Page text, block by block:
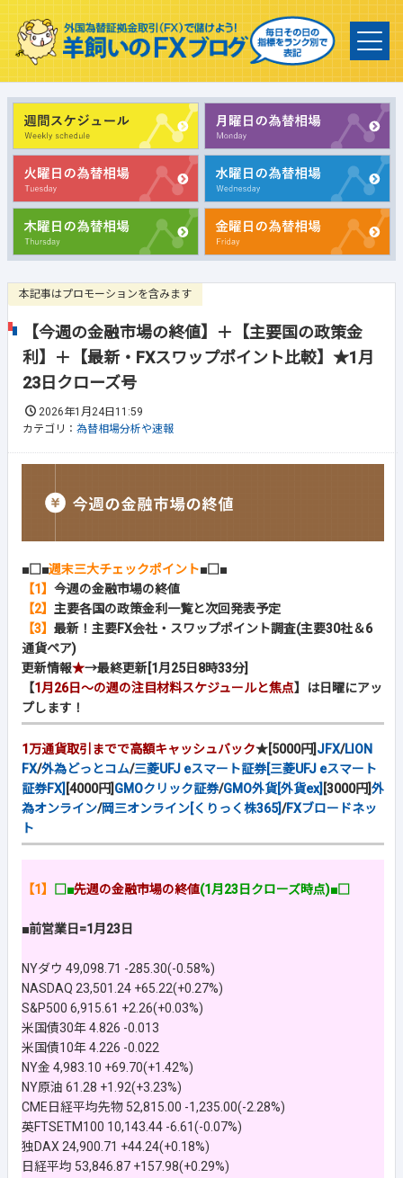
本記事はプロモーションを含みます
【今週の金融市場の終値】＋【主要国の政策金
利】＋【最新・FXスワップポイント比較】★1月
23日クローズ号
2026年1月24日11:59
カテゴリ： 為替相場分析や速報
■□■週末三大チェックポイント■□■
【1】 今週の金融市場の終値
【2】 主要各国の政策金利一覧と次回発表予定
【3】 最新！主要FX会社・スワップポイント調査(主要30社＆6
通貨ペア)
更新情報★→最終更新[1月25日8時33分]
【1月26日～の週の注目材料スケジュールと焦点】は日曜にアッ
プします！
1万通貨取引までで高額キャッシュバック★[5000円] JFX/LION
FX/外為どっとコム/三菱UFJ eスマート証券[三菱UFJ eスマート
証券FX] [4000円] GMOクリック証券/GMO外貨[外貨ex] [3000円]外
為オンライン/岡三オンライン[くりっく株365]/FXブロードネッ
ト
【1】 □■先週の金融市場の終値(1月23日クローズ時点)■□
■前営業日=1月23日
NYダウ 49,098.71 -285.30(-0.58%)
NASDAQ 23,501.24 +65.22(+0.27%)
S&P500 6,915.61 +2.26(+0.03%)
米国債30年 4.826 -0.013
米国債10年 4.226 -0.022
NY金 4,983.10 +69.70(+1.42%)
NY原油 61.28 +1.92(+3.23%)
CME日経平均先物 52,815.00 -1,235.00(-2.28%)
英FTSETM100 10,143.44 -6.61(-0.07%)
独DAX 24,900.71 +44.24(+0.18%)
日経平均 53,846.87 +157.98(+0.29%)